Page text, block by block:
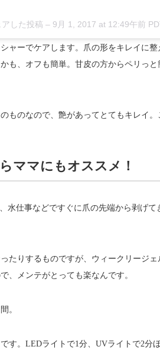
した投稿 – 9月 1, 2017 at 12:49午前
ャーでケアします。爪の形をキレイに整
も、オフも簡単。甘皮の方からペリっと
ものなので、艶があってとてもキレイ。
ママにもオススメ！
水仕事などですぐに爪の先端から剥げて
たりするものですが、ウィークリージェ
、メンテがとっても楽なんです。
。
す。LEDライトで1分、UVライトで2分